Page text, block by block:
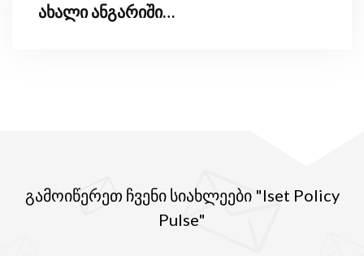
ახალი ანგარიში
გამოიწერეთ ჩვენი სიახლეები "Iset Policy
Pulse"